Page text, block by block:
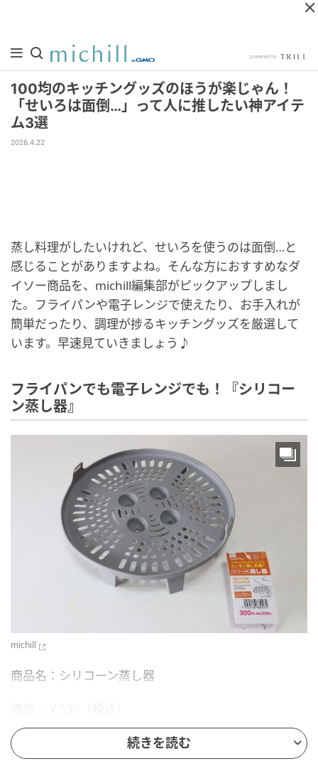
100均のキッチングッズのほうが楽じゃん！
「せいろは面倒…」って人に推したい神アイテ
ム3選
2026.4.22
蒸し料理がしたいけれど、せいろを使うのは面倒…と
感じることがありますよね。そんな方におすすめなダ
イソー商品を、michill編集部がピックアップしまし
た。フライパンや電子レンジで使えたり、お手入れが
簡単だったり、調理が捗るキッチングッズを厳選して
います。早速見ていきましょう♪
フライパンでも電子レンジでも！『シリコー
ン蒸し器』
michill
商品名：シリコーン蒸し器
サイズ（約）：直径22cm続きを読む